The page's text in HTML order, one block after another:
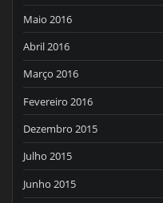
Maio 2016
Abril 2016
Março 2016
Fevereiro 2016
Dezembro 2015
Julho 2015
Junho 2015